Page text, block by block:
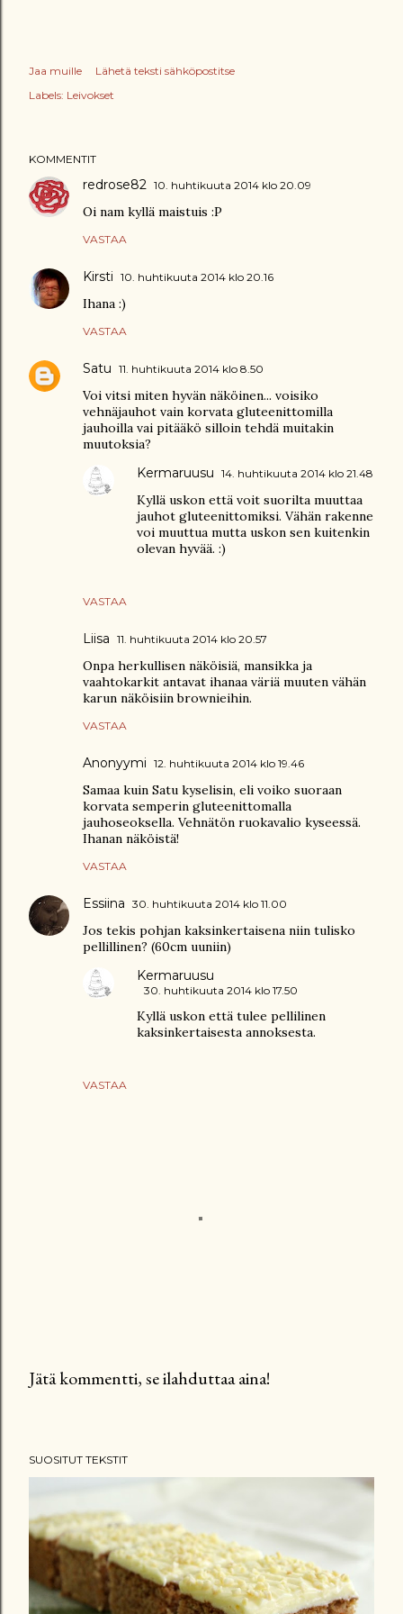
Jaa muille
Lähetä teksti sähköpostitse
Labels: Leivokset
KOMMENTIT
redrose82 10. huhtikuuta 2014 klo 20.09
Oi nam kyllä maistuis :P
VASTAA
Kirsti 10. huhtikuuta 2014 klo 20.16
Ihana :)
VASTAA
Satu 11. huhtikuuta 2014 klo 8.50
Voi vitsi miten hyvän näköinen... voisiko
vehnäjauhot vain korvata gluteenittomilla
jauhoilla vai pitääkö silloin tehdä muitakin
muutoksia?
VASTAA
Kermaruusu 14. huhtikuuta 2014 klo 21.48
Kyllä uskon että voit suorilta muuttaa
jauhot gluteenittomiksi. Vähän rakenne
voi muuttua mutta uskon sen kuitenkin
olevan hyvää. :)
Liisa 11. huhtikuuta 2014 klo 20.57
Onpa herkullisen näköisiä, mansikka ja
vaahtokarkit antavat ihanaa väriä muuten vähän
karun näköisiin brownieihin.
VASTAA
Anonyymi 12. huhtikuuta 2014 klo 19.46
Samaa kuin Satu kyselisin, eli voiko suoraan
korvata semperin gluteenittomalla
jauhoseoksella. Vehnätön ruokavalio kyseessä.
Ihanan näköistä!
VASTAA
Essiina 30. huhtikuuta 2014 klo 11.00
Jos tekis pohjan kaksinkertaisena niin tulisko
pellillinen? (60cm uuniin)
VASTAA
Kermaruusu
30. huhtikuuta 2014 klo 17.50
Kyllä uskon että tulee pellilinen
kaksinkertaisesta annoksesta.
e
ä
k
m
Jätä kommentti, se ilahduttaa aina!
SUOSITUT TEKSTIT